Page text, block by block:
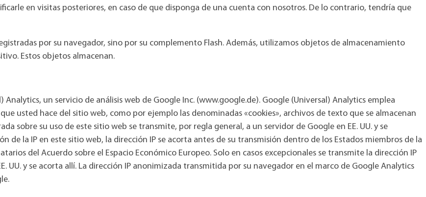
en visitas posteriores, en caso de que disponga de una cuenta con nosotros. De lo contrario, tendría que
por su navegador, sino por su complemento Flash. Además, utilizamos objetos de almacenamiento
Estos objetos almacenan.
un servicio de análisis web de Google Inc. (www.google.de). Google (Universal) Analytics emplea
usted hace del sitio web, como por ejemplo las denominadas «cookies», archivos de texto que se almacenan
sobre su uso de este sitio web se transmite, por regla general, a un servidor de Google en EE. UU. y se
de la IP en este sitio web, la dirección IP se acorta antes de su transmisión dentro de los Estados miembros de la
del Acuerdo sobre el Espacio Económico Europeo. Solo en casos excepcionales se transmite la dirección IP
UU. y se acorta allí. La dirección IP anonimizada transmitida por su navegador en el marco de Google Analytics